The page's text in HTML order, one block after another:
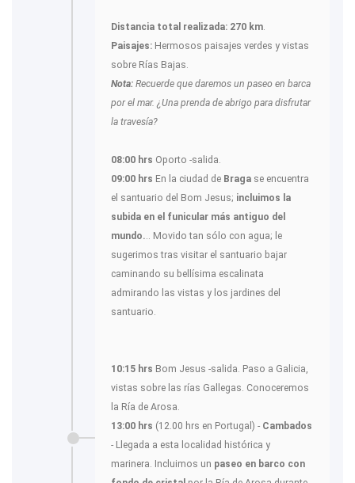
Distancia total realizada: 270 km.
Paisajes: Hermosos paisajes verdes y vistas
sobre Rías Bajas.
Nota: Recuerde que daremos un paseo en barca
por el mar. ¿Una prenda de abrigo para disfrutar
la travesía?
08:00 hrs Oporto -salida.
09:00 hrs En la ciudad de Braga se encuentra
el santuario del Bom Jesus; incluimos la
subida en el funicular más antiguo del
mundo... Movido tan sólo con agua; le
sugerimos tras visitar el santuario bajar
caminando su bellísima escalinata
admirando las vistas y los jardines del
santuario.
10:15 hrs Bom Jesus -salida. Paso a Galicia,
vistas sobre las rías Gallegas. Conoceremos
la Ría de Arosa.
13:00 hrs (12.00 hrs en Portugal) - Cambados
- Llegada a esta localidad histórica y
marinera. Incluimos un paseo en barco con